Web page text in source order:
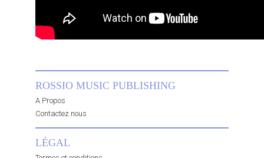
ROSSIO MUSIC PUBLISHING
A Propos
Contactez nous
LÉGAL